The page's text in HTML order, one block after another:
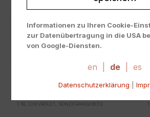
1:18, CHEVROLET SONDERANGEBOTE
Informationen zu Ihren Cookie-
zur Datenübertragung in die USA
von Google-Diensten.
Cookies sind absolut notwendig, um
werden nur gesetzt, wenn Sie ihrer
en de es
Datenschutzerklärung